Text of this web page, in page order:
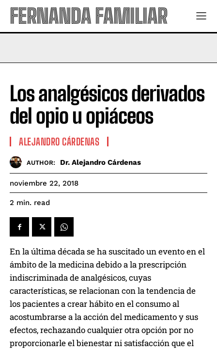
FERNANDA FAMILIAR
Los analgésicos derivados
del opio u opiáceos
ALEJANDRO CÁRDENAS
AUTHOR: Dr. Alejandro Cárdenas
noviembre 22, 2018
2 min. read
En la última década se ha suscitado un evento en el
ámbito de la medicina debido a la prescripción
indiscriminada de analgésicos, cuyas
características, se relacionan con la tendencia de
los pacientes a crear hábito en el consumo al
acostumbrarse a la acción del medicamento y sus
efectos, rechazando cualquier otra opción por no
proporcionarle el bienestar ni satisfacción que el